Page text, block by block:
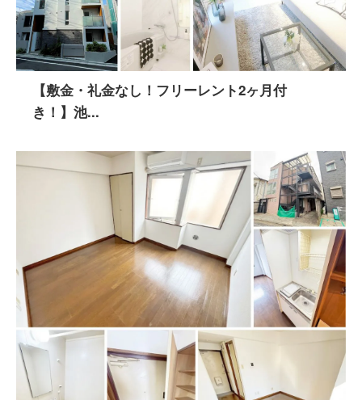
【敷金・礼金なし！フリーレント2ヶ月付
き！】池...